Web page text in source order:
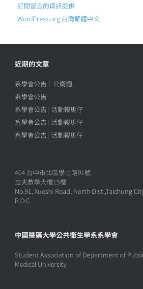
訂閱留言的資訊提供
WordPress.org 台灣繁體中文
近期的文章
系學會公告｜公衛週
系學會公告
系學會公告 | 活動報馬仔
系學會公告 | 活動報馬仔
系學會公告 | 活動報馬仔
404 台中市北區學士路91號
立夫教學大樓15樓
No.91, Xueshi Road, North Dist.,Taichung
R.O.C.
中國醫藥大學公共衛生學系系學會
Student Association of Department of
Medical University